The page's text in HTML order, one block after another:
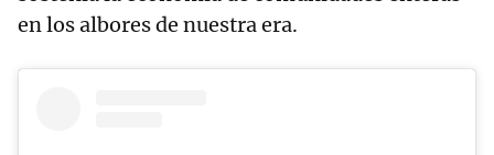
en los albores de nuestra era.